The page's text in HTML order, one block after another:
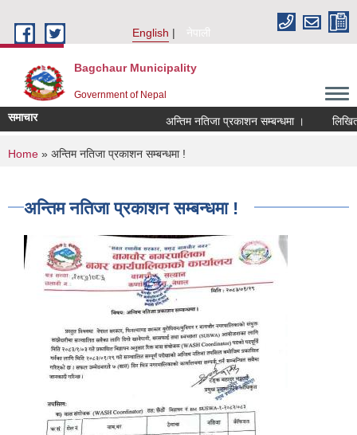
English
नेपाली
Bagchaur Municipality
Government of Nepal
समाचार अन्तिम नतिजा प्रकाशन सम्बन्धमा । लिखित
You are here
Home » अन्तिम नतिजा प्रकाशन सम्बन्धमा !
अन्तिम नतिजा प्रकाशन सम्बन्धमा !